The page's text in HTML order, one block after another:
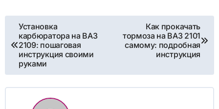
Навигация
по
записям
Установка
карбюратора на ВАЗ
2109: пошаговая
инструкция своими
руками
Как прокачать
тормоза на ВАЗ 2101
самому: подробная
инструкция